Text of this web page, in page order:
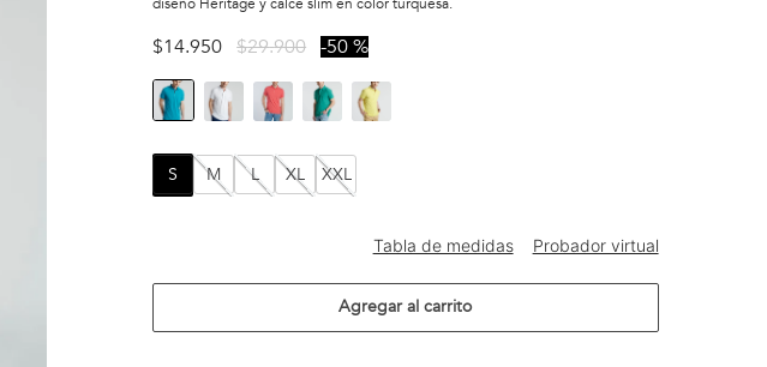
$14.950 $29.900 50 %
S M L XL XXL
Agregar al carrito